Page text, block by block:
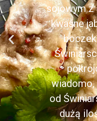
sojowym z
kwaśne
wiadomo,
od
dużą